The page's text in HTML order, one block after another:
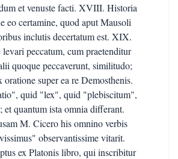
et venuste facti. XVIII. Historia
eo certamine, quod aput Mausoli
inclutis decertatum est. XIX.
peccatum, cum praetenditur
quoque peccaverunt, similitudo;
oratione super ea re Demosthenis.
quid "lex", quid "plebiscitum",
quantum ista omnia differant.
M. Cicero his omnino verbis
observantissime vitarit.
ex Platonis libro, qui inscribitur